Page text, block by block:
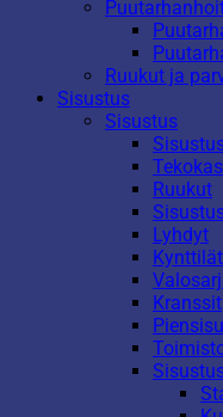
Ruukut ja
Sisustus
Sisustus
Ruukut
Lyhdyt
Kynttilät
Kranssit